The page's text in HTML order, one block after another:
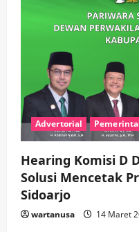
Advertorial
Hearing Komisi D
Solusi Mencetak
Sidoarjo
wartanusa 14 Maret